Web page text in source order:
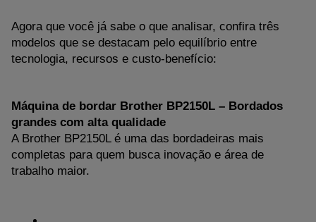
Agora que você já sabe o que analisar, confira três
modelos que se destacam pelo equilíbrio entre
tecnologia, recursos e custo-benefício:
Máquina de bordar Brother BP2150L – Bordados
grandes com alta qualidade
A Brother BP2150L é uma das bordadeiras mais
completas para quem busca inovação e área de
trabalho maior.